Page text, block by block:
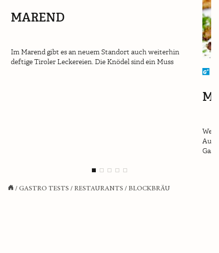
MAREND
Im Marend gibt es an neuem Standort auch weiterhin
deftige Tiroler Leckereien. Die Knödel sind ein Muss
/ GASTRO TESTS / RESTAURANTS / BLOCKBRÄU